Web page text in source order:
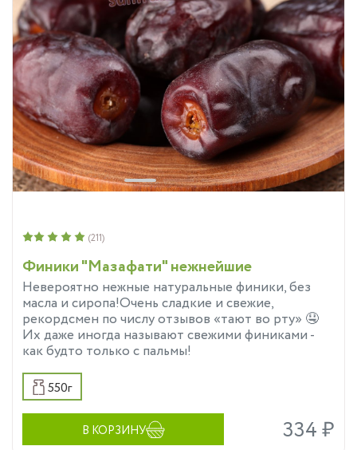
Финики "Мазафати" нежнейшие
Невероятно нежные натуральные финики, без
масла и сиропа!Очень сладкие и свежие,
рекордсмен по числу отзывов «тают во рту» 🤤
Их даже иногда называют свежими финиками -
как будто только с пальмы!
(211)
550г
В КОРЗИНУ 334 ₽